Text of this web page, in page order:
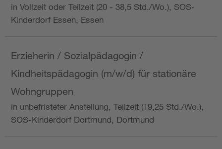
in Vollzeit oder Teilzeit (20 - 38,5 Std./Wo.), SOS-
Kinderdorf Essen, Essen
Erzieherin / Sozialpädagogin /
Kindheitspädagogin (m/w/d) für stationäre
Wohngruppen
in unbefristeter Anstellung, Teilzeit (19,25 Std./Wo.),
SOS-Kinderdorf Dortmund, Dortmund